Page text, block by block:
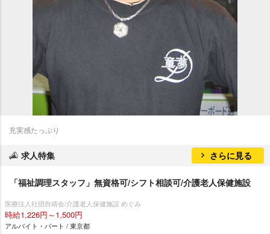
充実感たっぷり
求人特集 さらに見る
「福祉調理スタッフ」無資格可/シフト相談可/介護老人保健施設
医療法人社団自靖会/介護老人保健施設 めぐみ
時給1,226円～1,500円
アルバイト・パート / 東京都